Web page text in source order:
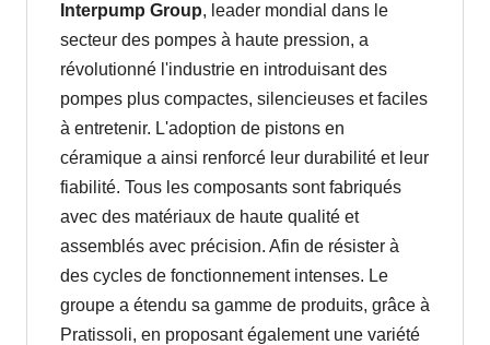
Interpump Group, leader mondial dans le
secteur des pompes à haute pression, a
révolutionné l'industrie en introduisant des
pompes plus compactes, silencieuses et faciles
à entretenir. L'adoption de pistons en
céramique a ainsi renforcé leur durabilité et leur
fiabilité. Tous les composants sont fabriqués
avec des matériaux de haute qualité et
assemblés avec précision. Afin de résister à
des cycles de fonctionnement intenses. Le
groupe a étendu sa gamme de produits, grâce à
Pratissoli, en proposant également une variété